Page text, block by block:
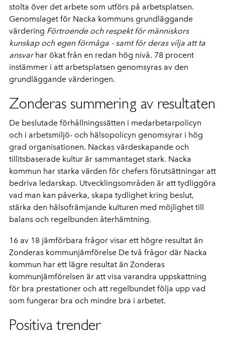
stolta över det arbete som utförs på arbetsplatsen.
Genomslaget för Nacka kommuns grundläggande
värdering Förtroende och respekt för människors
kunskap och egen förmåga - samt för deras vilja att ta
ansvarhar ökat från en redan hög nivå. 78 procent
instämmer i att arbetsplatsen genomsyras av den
grundläggande värderingen.
Zonderas summering av resultaten
De beslutade förhållningssätten i medarbetarpolicyn
och i arbetsmiljö- och hälsopolicyn genomsyrar i hög
grad organisationen. Nackas värdeskapande och
tillitsbaserade kultur är sammantaget stark. Nacka
kommun har starka värden för chefers förutsättningar att
bedriva ledarskap. Utvecklingsområden är att tydliggöra
vad man kan påverka, skapa tydlighet kring beslut,
stärka den hälsofrämjande kulturen med möjlighet till
balans och regelbunden återhämtning.
16 av 18 jämförbara frågor visar ett högre resultat än
Zonderas kommunjämförelse De två frågor där Nacka
kommun har ett lägre resultat än Zonderas
kommunjämförelsen är att visa varandra uppskattning
för bra prestationer och att regelbundet följa upp vad
som fungerar bra och mindre bra i arbetet.
Positiva trender